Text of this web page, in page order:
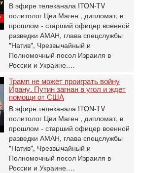
В эфире телеканала ITON-TV
политолог Цви Маген , дипломат, в
прошлом - старший офицер военной
разведки АМАН, глава спецслужбы
"Натив", ‎Чрезвычайный и
Полномочный посол Израиля в
России и Украине.…
Трамп не может проиграть войну
Ирану. Путин загнан в угол и ждет
помощи от США
В эфире телеканала ITON-TV
политолог Цви Маген , дипломат, в
прошлом - старший офицер военной
разведки АМАН, глава спецслужбы
"Натив", ‎Чрезвычайный и
Полномочный посол Израиля в
России и Украине.…